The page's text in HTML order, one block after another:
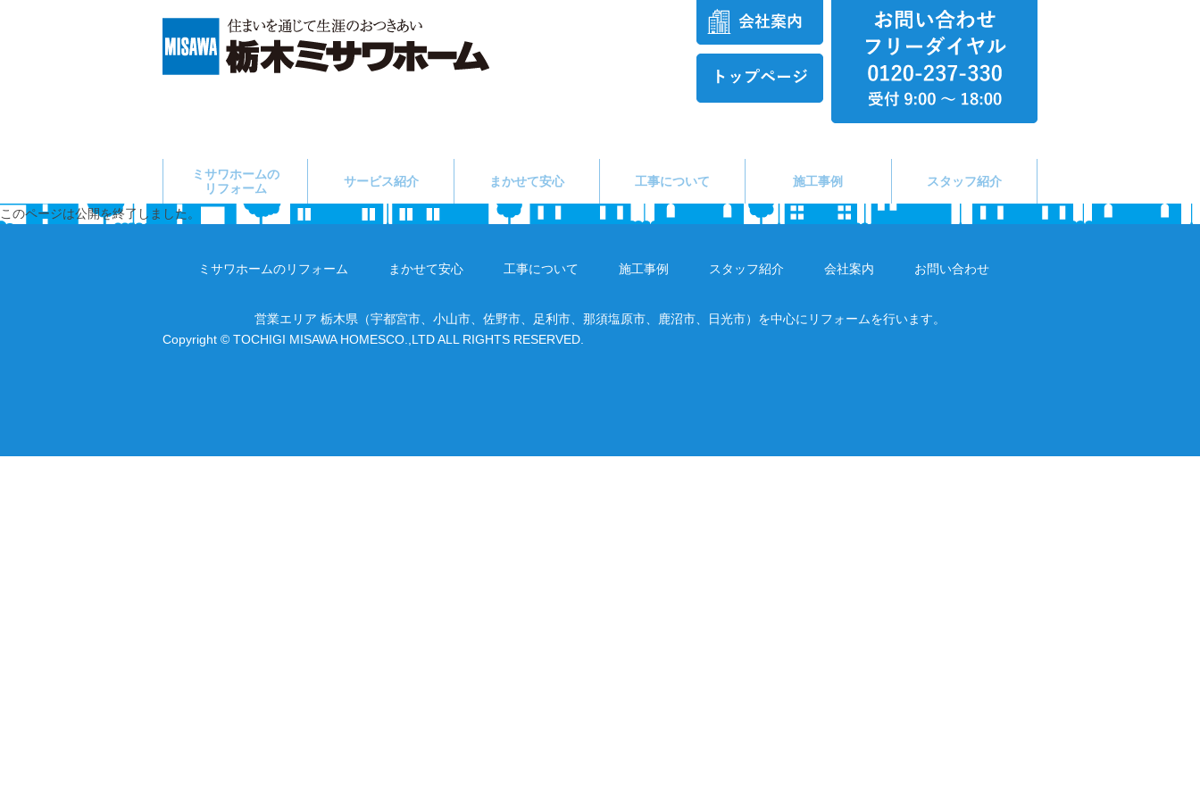
ミサワホームの
リフォーム
サービス紹介 まかせて安心 工事について 施工事例 スタッフ紹介
このページは公開を終了しました。
ミサワホームのリフォーム まかせて安心 工事について 施工事例 スタッフ紹介 会社案内 お問い合わせ
営業エリア 栃木県（宇都宮市、小山市、佐野市、足利市、那須塩原市、鹿沼市、日光市）を中心にリフォームを行います。
Copyright © TOCHIGI MISAWA HOMESCO.,LTD ALL RIGHTS RESERVED.